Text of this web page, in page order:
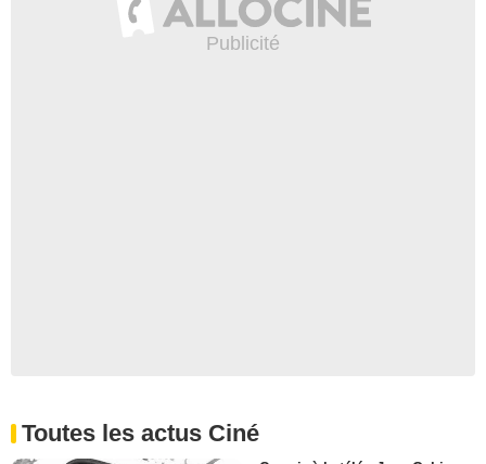
Toutes les actus Ciné